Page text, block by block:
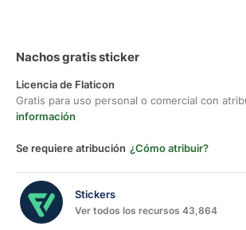
Nachos gratis sticker
Licencia de Flaticon
Gratis para uso personal o comercial con
información
Se requiere atribución ¿Cómo atribuir?
Stickers
Ver todos los recursos 43,864